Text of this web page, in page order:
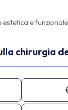
chirurgia